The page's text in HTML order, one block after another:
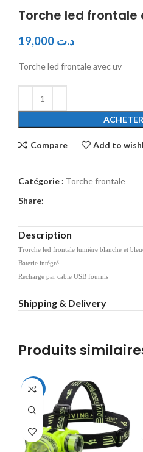
Torche led frontale
د.ت
Torche led frontale avec uv
Compare Add to
Catégorie : Torche frontale
Share:
Description
Trorche led frontale lumière blanche et
Baterie intégré
Recharge par cable USB fournis
Shipping & Delivery
Produits
-24%